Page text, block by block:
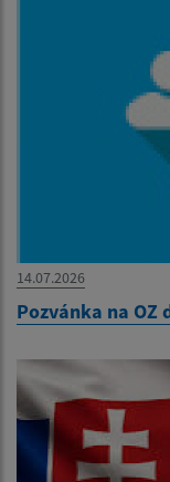
14.07.2026
Pozvánka na OZ